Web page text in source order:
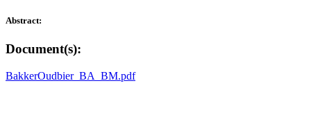
Abstract:
Document(s):
BakkerOudbier_BA_BM.pdf